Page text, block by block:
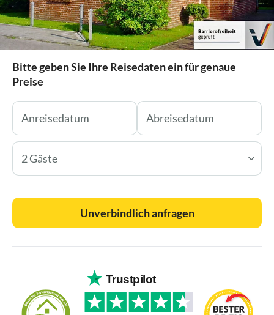
Bitte geben Sie Ihre Reisedaten ein für genaue
Preise
2 Gäste
Unverbindlich anfragen